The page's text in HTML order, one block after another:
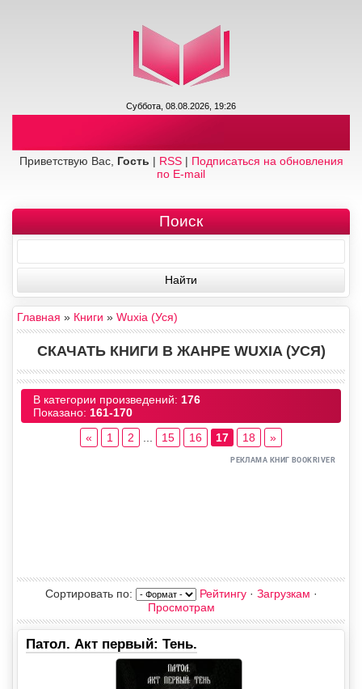
Суббота, 08.08.2026, 19:26
Приветствую Вас, Гость | RSS| Подписаться на обновления
по E-mail
Поиск
Главная » Книги » Wuxia (Уся)
СКАЧАТЬ КНИГИ В ЖАНРЕ WUXIA (УСЯ)
В категории произведений: 176
Показано: 161-170
«
1 2 15 16 17 18 »
Сортировать по: Рейтингу· Загрузкам ·
Просмотрам
Патол. Акт первый: Тень.